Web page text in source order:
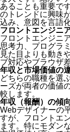
あることも重要で
のトレンドに興味
込み、意図を言語
フロントエンジニ
フロントエンジニ
思考力、プログラ
見た目よりも動き
ブ対応やブラウザ
年収と市場価値の
どちらの職種を選
ーズが両者の価値
較します。
年収（報酬）の傾向
Webデザイナーの
すが、フロントエ
ます。特にモダン